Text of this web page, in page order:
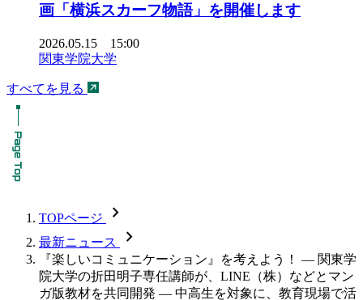
画「横浜スカーフ物語」を開催します
2026.05.15 15:00
関東学院大学
すべてを見る
TOPページ chevron_forward
最新ニュース chevron_forward
『楽しいコミュニケーション』を考えよう！ — 関東学
院大学の折田明子専任講師が、LINE（株）などとマン
ガ版教材を共同開発 — 中高生を対象に、教育現場で活